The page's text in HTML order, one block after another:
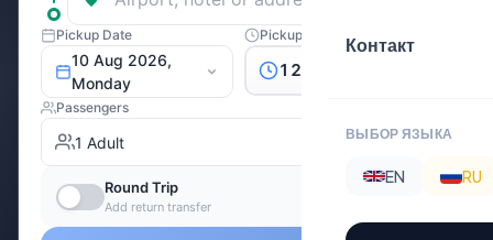
Контакт
ВЫБОР ЯЗЫКА
EN RU